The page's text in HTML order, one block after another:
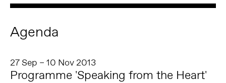
Agenda
27 Sep – 10 Nov 2013
Programme 'Speaking from the Heart'